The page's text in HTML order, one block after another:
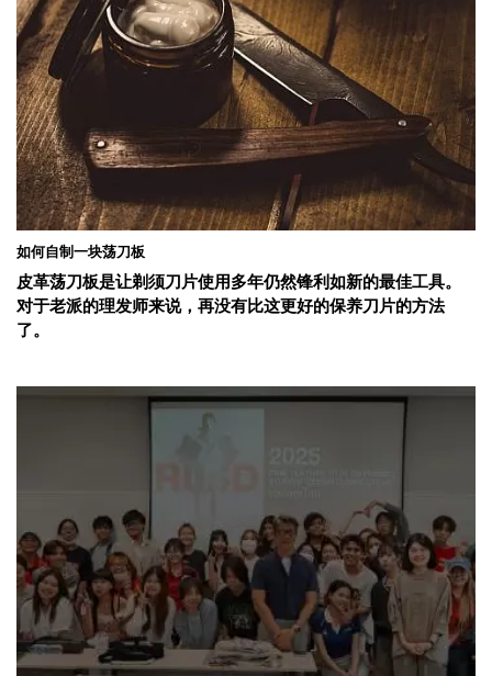
如何自制一块荡刀板
皮革荡刀板是让剃须刀片使用多年仍然锋利如新的最佳工具。
对于老派的理发师来说，再没有比这更好的保养刀片的方法
了。